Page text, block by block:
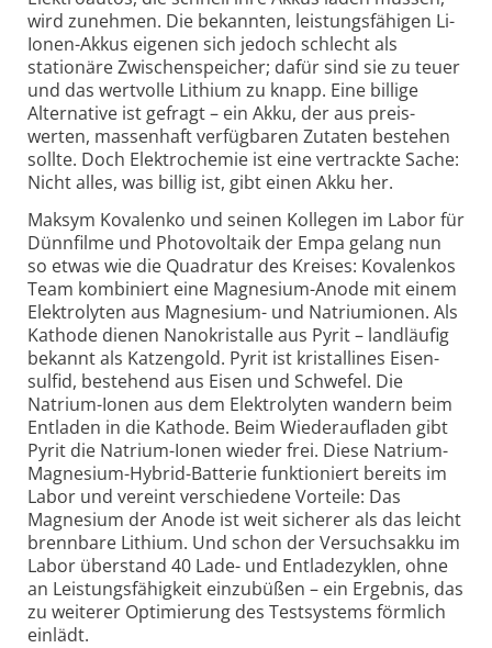
wird zunehmen. Die bekannten, leistungs­fähigen Li-
Ionen-Akkus eigenen sich jedoch schlecht als
stationäre Zwischen­speicher; dafür sind sie zu teuer
und das wert­volle Lithium zu knapp. Eine billige
Alter­native ist gefragt – ein Akku, der aus preis­
werten, massen­haft verfüg­baren Zutaten bestehen
sollte. Doch Elektro­chemie ist eine vertrackte Sache:
Nicht alles, was billig ist, gibt einen Akku her.
Maksym Kovalenko und seinen Kollegen im Labor für
Dünnfilme und Photo­voltaik der Empa gelang nun
so etwas wie die Quadratur des Kreises: Kovalenkos
Team kombiniert eine Magnesium-Anode mit einem
Elektrolyten aus Magnesium- und Natrium­ionen. Als
Kathode dienen Nano­kristalle aus Pyrit – landläufig
bekannt als Katzen­gold. Pyrit ist kristallines Eisen­
sulfid, bestehend aus Eisen und Schwefel. Die
Natrium-Ionen aus dem Elektro­lyten wandern beim
Entladen in die Kathode. Beim Wieder­auf­laden gibt
Pyrit die Natrium-Ionen wieder frei. Diese Natrium-
Magnesium-Hybrid-Batterie funktioniert bereits im
Labor und vereint verschiedene Vor­teile: Das
Magnesium der Anode ist weit sicherer als das leicht
brennbare Lithium. Und schon der Versuchs­akku im
Labor überstand 40 Lade- und Entlade­zyklen, ohne
an Leistungs­fähigkeit einzubüßen – ein Ergebnis, das
zu weiterer Opti­mierung des Test­systems förm­lich
einlädt.